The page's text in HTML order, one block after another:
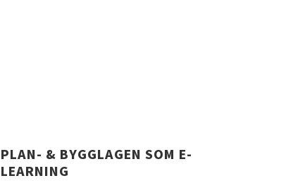
PLAN- & BYGGLAGEN SOM E-
LEARNING